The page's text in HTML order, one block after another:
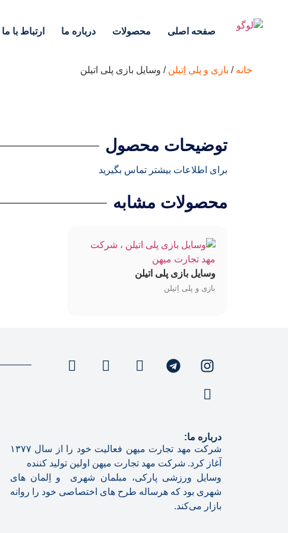
صفحه اصلی محصولات درباره ما ارتباط با ما
خانه / بازی و پلی اِتیلن / وسایل بازی پلی اتیلن
توضیحات محصول
برای اطلاعات بیشتر تماس بگیرید
محصولات مشابه
وسایل بازی پلی اتیلن
بازی و پلی اِتیلن
درباره ما:
شرکت مهد تجارت میهن فعالیت خود را از سال ۱۳۷۷
آغاز کرد. شرکت مهد تجارت میهن اولین تولید کننده
وسایل ورزشی پارکی، مبلمان شهری و اِلمان های
شهری بود که هرساله طرح های اختصاصی خود را روانه
بازار می‌کند.